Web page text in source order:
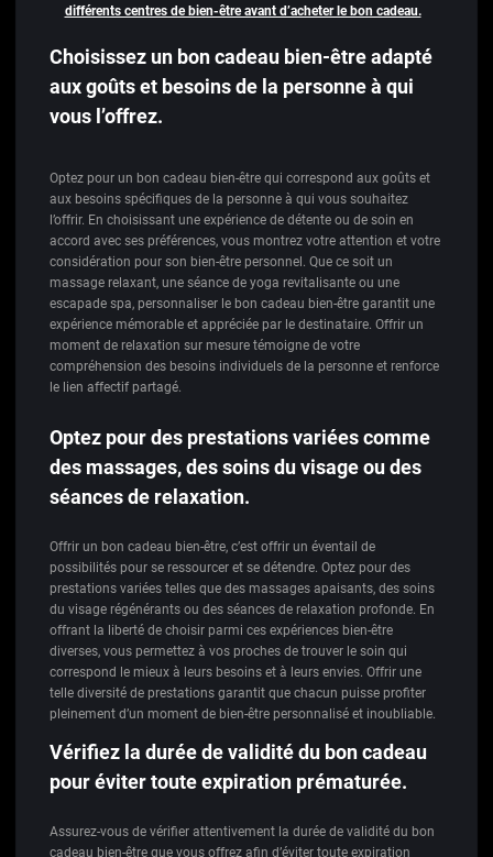
différents centres de bien-être avant d’acheter le bon cadeau.
Choisissez un bon cadeau bien-être adapté
aux goûts et besoins de la personne à qui
vous l’offrez.
Optez pour un bon cadeau bien-être qui correspond aux goûts et
aux besoins spécifiques de la personne à qui vous souhaitez
l’offrir. En choisissant une expérience de détente ou de soin en
accord avec ses préférences, vous montrez votre attention et votre
considération pour son bien-être personnel. Que ce soit un
massage relaxant, une séance de yoga revitalisante ou une
escapade spa, personnaliser le bon cadeau bien-être garantit une
expérience mémorable et appréciée par le destinataire. Offrir un
moment de relaxation sur mesure témoigne de votre
compréhension des besoins individuels de la personne et renforce
le lien affectif partagé.
Optez pour des prestations variées comme
des massages, des soins du visage ou des
séances de relaxation.
Offrir un bon cadeau bien-être, c’est offrir un éventail de
possibilités pour se ressourcer et se détendre. Optez pour des
prestations variées telles que des massages apaisants, des soins
du visage régénérants ou des séances de relaxation profonde. En
offrant la liberté de choisir parmi ces expériences bien-être
diverses, vous permettez à vos proches de trouver le soin qui
correspond le mieux à leurs besoins et à leurs envies. Offrir une
telle diversité de prestations garantit que chacun puisse profiter
pleinement d’un moment de bien-être personnalisé et inoubliable.
Vérifiez la durée de validité du bon cadeau
pour éviter toute expiration prématurée.
Assurez-vous de vérifier attentivement la durée de validité du bon
cadeau bien-être que vous offrez afin d’éviter toute expiration